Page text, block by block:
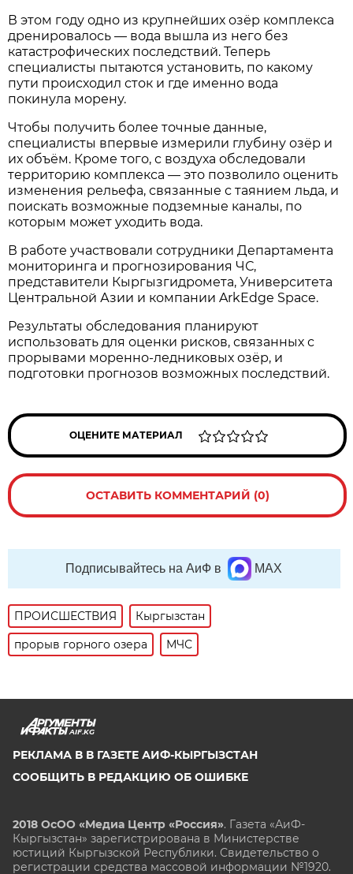
В этом году одно из крупнейших озёр комплекса
дренировалось — вода вышла из него без
катастрофических последствий. Теперь
специалисты пытаются установить, по какому
пути происходил сток и где именно вода
покинула морену.
Чтобы получить более точные данные,
специалисты впервые измерили глубину озёр и
их объём. Кроме того, с воздуха обследовали
территорию комплекса — это позволило оценить
изменения рельефа, связанные с таянием льда, и
поискать возможные подземные каналы, по
которым может уходить вода.
В работе участвовали сотрудники Департамента
мониторинга и прогнозирования ЧС,
представители Кыргызгидромета, Университета
Центральной Азии и компании ArkEdge Space.
Результаты обследования планируют
использовать для оценки рисков, связанных с
прорывами моренно-ледниковых озёр, и
подготовки прогнозов возможных последствий.
ОЦЕНИТЕ МАТЕРИАЛ
ОСТАВИТЬ КОММЕНТАРИЙ (0)
Подписывайтесь на АиФ в MAX
ПРОИСШЕСТВИЯ
Кыргызстан
прорыв горного озера
МЧС
AIF.KG
РЕКЛАМА В В ГАЗЕТЕ АИФ-КЫРГЫЗСТАН
СООБЩИТЬ В РЕДАКЦИЮ ОБ ОШИБКЕ
2018 ОсОО «Медиа Центр «Россия». Газета «АиФ-
Кыргызстан» зарегистрирована в Министерстве
юстиций Кыргызской Республики. Свидетельство о
регистрации средства массовой информации №1920.